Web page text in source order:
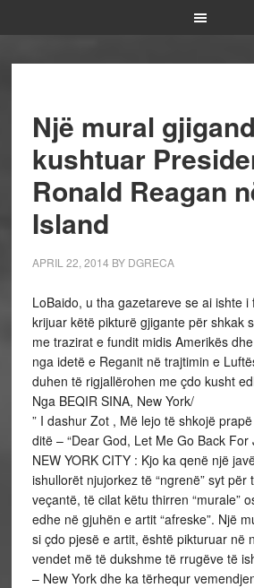
Një mural gjigand
kushtuar
Ronald Reagan
Island
APRIL 22, 2014 BY DGRECA
LoBaido, u tha gazetareve se ai ishte
krijuar këtë pikturë gjigante për shkak
me trazirat e fundit midis Amerikës
nga idetë e Reganit në trajtimin e
duhen të rigjallërohen me çdo kusht
Nga BEQIR SINA, New York/
” I dashur Zot , Më lejo të shkojë
ditë – “Dear God, Let Me Go Back For
NEW YORK CITY : Kjo ka qenë një
ishullorët njujorkez të “ngrenë” syt
veçantë, të cilat këtu thirren “murale”
edhe në gjuhën e artit “afreske”. Një
si çdo pjesë e artit, është pikturuar në
vendet më të dukshme të rrugëve të
– New York dhe ka tërhequr